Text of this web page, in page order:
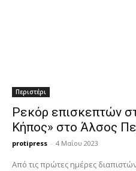
Περιστέρι
Ρεκόρ επισκεπτών
Κήπος» στο Άλσος
protipress - 4 Μαΐου 2023
Από τις πρώτες ημέρες